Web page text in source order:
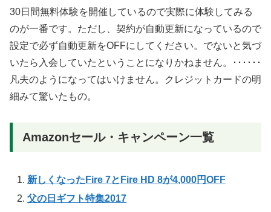
30日間無料体験を開催しているので実際に体験してみる
のが一番です。ただし、契約が自動更新になっているので
設定で必ず自動更新をOFFにしてください。でないと気づ
いたら入会していたということになりかねません。･･････
凡夫のようになってはいけません。クレジットカードの明
細みて驚いたもの。
Amazonセール・キャンペーン一覧
新しくなったFire 7とFire HD 8が4,000円OFF
父の日ギフト特集2017